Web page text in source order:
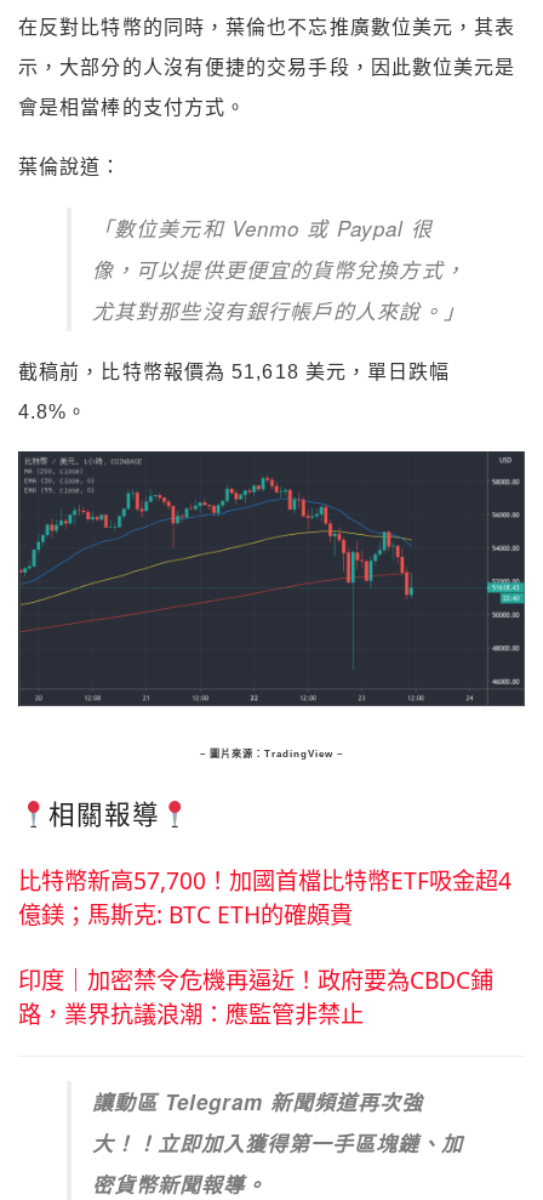
在反對比特幣的同時，葉倫也不忘推廣數位美元，其表
示，大部分的人沒有便捷的交易手段，因此數位美元是
會是相當棒的支付方式。
葉倫說道：
「數位美元和 Venmo 或 Paypal 很
像，可以提供更便宜的貨幣兌換方式，
尤其對那些沒有銀行帳戶的人來說。」
截稿前，比特幣報價為 51,618 美元，單日跌幅
4.8%。
– 圖片來源：TradingView –
相關報導
比特幣新高57,700！加國首檔比特幣ETF吸金超4
億鎂；馬斯克: BTC ETH的確頗貴
印度｜加密禁令危機再逼近！政府要為CBDC鋪
路，業界抗議浪潮：應監管非禁止
讓動區 Telegram 新聞頻道再次強
大！！立即加入獲得第一手區塊鏈、加
密貨幣新聞報導。